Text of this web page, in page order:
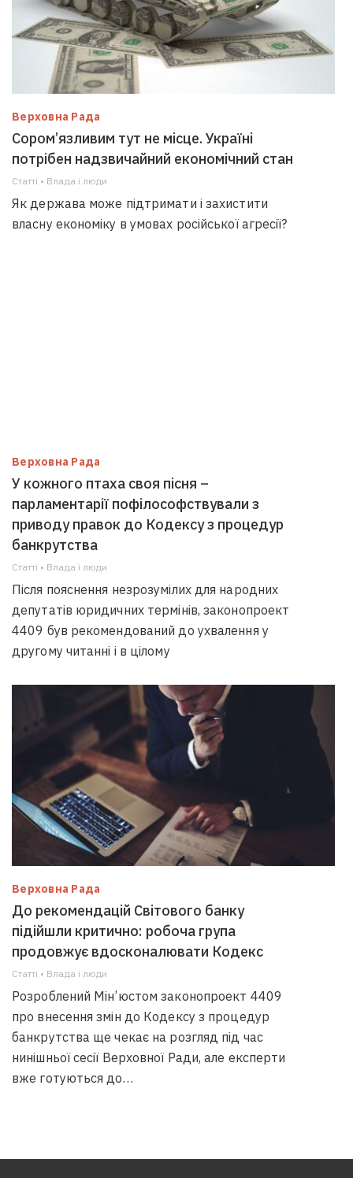
Верховна Рада
Сором’язливим тут не місце. Україні
потрібен надзвичайний економічний стан
Статті • Влада i люди
Як держава може підтримати і захистити
власну економіку в умовах російської агресії?
Верховна Рада
У кожного птаха своя пісня –
парламентарії пофілософствували з
приводу правок до Кодексу з процедур
банкрутства
Статті • Влада i люди
Після пояснення незрозумілих для народних
депутатів юридичних термінів, законопроект
4409 був рекомендований до ухвалення у
другому читанні і в цілому
Верховна Рада
До рекомендацій Світового банку
підійшли критично: робоча група
продовжує вдосконалювати Кодекс
Статті • Влада i люди
Розроблений Мін’юстом законопроект 4409
про внесення змін до Кодексу з процедур
банкрутства ще чекає на розгляд під час
нинішньої сесії Верховної Ради, але експерти
вже готуються до…